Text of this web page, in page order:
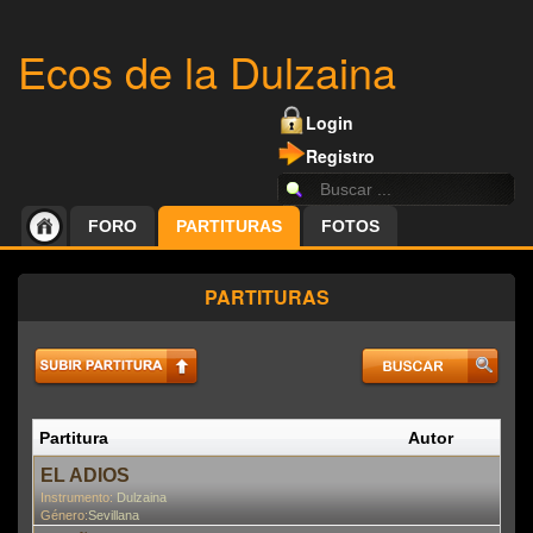
Ecos de la Dulzaina
Login
Registro
FORO PARTITURAS FOTOS
PARTITURAS
Partitura Autor
EL ADIOS
Instrumento: Dulzaina
Género:Sevillana